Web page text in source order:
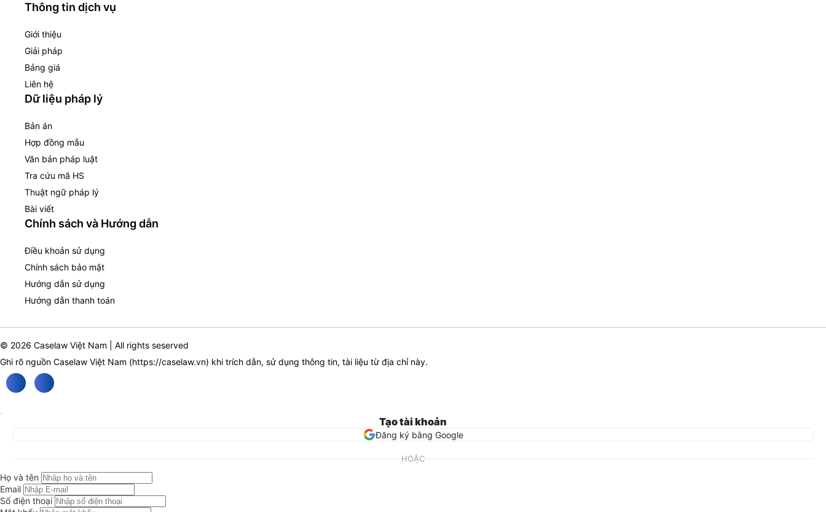
Thông tin dịch vụ
Giới thiệu
Giải pháp
Bảng giá
Liên hệ
Dữ liệu pháp lý
Bản án
Hợp đồng mẫu
Văn bản pháp luật
Tra cứu mã HS
Thuật ngữ pháp lý
Bài viết
Chính sách và Hướng dẫn
Điều khoản sử dụng
Chính sách bảo mật
Hướng dẫn sử dụng
Hướng dẫn thanh toán
© 2026 Caselaw Việt Nam | All rights seserved
Ghi rõ nguồn Caselaw Việt Nam (https://caselaw.vn) khi trích dẫn, sử dụng thông tin, tài liệu từ địa chỉ này.
Tạo tài khoản
Đăng ký bằng Google
HOẶC
Họ và tên
Email
Số điện thoại